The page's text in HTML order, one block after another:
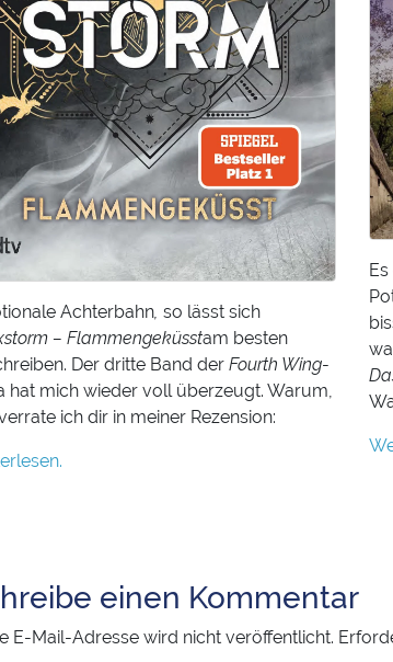
Achterbahn, so lässt sich
– Flammengeküsstam besten
Der dritte Band der Fourth Wing-
hat mich wieder voll überzeugt. Warum,
ich dir in meiner Rezension:
einen Kommentar
E-Mail-Adresse wird nicht veröffentlicht.